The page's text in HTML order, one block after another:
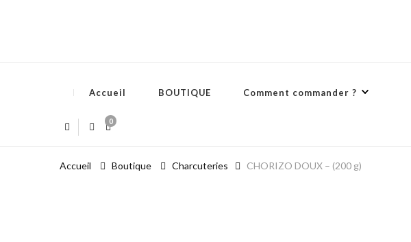
Accueil BOUTIQUE Comment commander ?
0
Accueil Boutique Charcuteries CHORIZO DOUX – (200 g)